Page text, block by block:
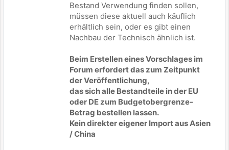
Bestand Verwendung finden sollen,
müssen diese aktuell auch käuflich
erhältlich sein, oder es gibt einen
Nachbau der Technisch ähnlich ist.
Beim Erstellen eines Vorschlages im
Forum erfordert das zum Zeitpunkt
der Veröffentlichung,
das sich alle Bestandteile in der EU
oder DE zum Budgetobergrenze-
Betrag bestellen lassen.
Kein direkter eigener Import aus Asien
/ China